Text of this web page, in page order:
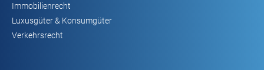
Immobilienrecht
Luxusgüter & Konsumgüter
Verkehrsrecht